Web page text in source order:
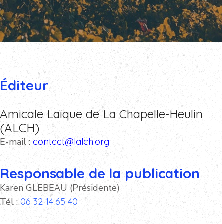
Éditeur
Amicale Laïque de La Chapelle-Heulin
(ALCH)
E-mail : contact@lalch.org
Responsable de la publication
Karen GLEBEAU (Présidente)
Tél : 06 32 14 65 40